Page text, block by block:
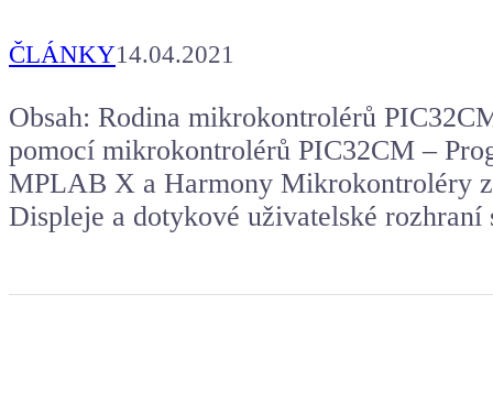
ČLÁNKY14.04.2021
Obsah: Rodina mikrokontrolérů
pomocí mikrokontrolérů PIC32CM –
MPLAB X a Harmony Mikrokontroléry
Displeje a dotykové uživatelské